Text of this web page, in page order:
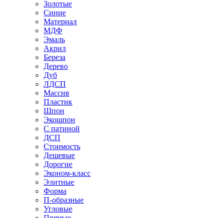
Золотые
Синие
Материал
МДФ
Эмаль
Акрил
Береза
Дерево
Дуб
ЛДСП
Массив
Пластик
Шпон
Экошпон
С патиной
ДСП
Стоимость
Дешевые
Дорогие
Эконом-класс
Элитные
Форма
П-образные
Угловые